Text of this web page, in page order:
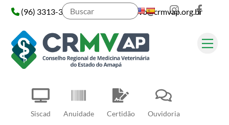
Skip
content
Siscad Anuidade Certidão Ouvidoria
Instagram
(96) 3313-3313
administrativo@crmvap.org.br
Pesquisar